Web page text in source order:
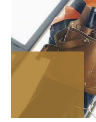
Buscar